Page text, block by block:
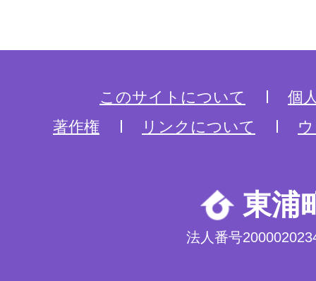
このサイトについて
個
著作権
リンクについて
東浦
法人番号